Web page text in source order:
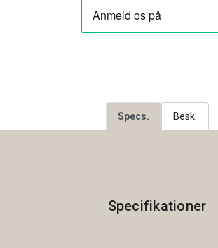
Specs. Besk.
Specifikationer